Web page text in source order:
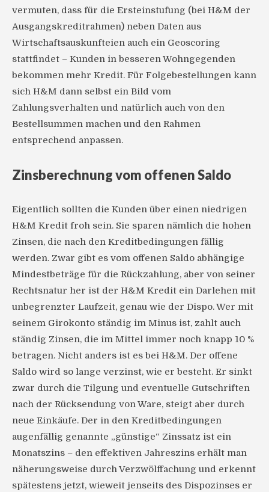
vermuten, dass für die Ersteinstufung (bei H&M der
Ausgangskreditrahmen) neben Daten aus
Wirtschaftsauskunfteien auch ein Geoscoring
stattfindet – Kunden in besseren Wohngegenden
bekommen mehr Kredit. Für Folgebestellungen kann
sich H&M dann selbst ein Bild vom
Zahlungsverhalten und natürlich auch von den
Bestellsummen machen und den Rahmen
entsprechend anpassen.
Zinsberechnung vom offenen Saldo
Eigentlich sollten die Kunden über einen niedrigen
H&M Kredit froh sein. Sie sparen nämlich die hohen
Zinsen, die nach den Kreditbedingungen fällig
werden. Zwar gibt es vom offenen Saldo abhängige
Mindestbeträge für die Rückzahlung, aber von seiner
Rechtsnatur her ist der H&M Kredit ein Darlehen mit
unbegrenzter Laufzeit, genau wie der Dispo. Wer mit
seinem Girokonto ständig im Minus ist, zahlt auch
ständig Zinsen, die im Mittel immer noch knapp 10 %
betragen. Nicht anders ist es bei H&M. Der offene
Saldo wird so lange verzinst, wie er besteht. Er sinkt
zwar durch die Tilgung und eventuelle Gutschriften
nach der Rücksendung von Ware, steigt aber durch
neue Einkäufe. Der in den Kreditbedingungen
augenfällig genannte „günstige“ Zinssatz ist ein
Monatszins – den effektiven Jahreszins erhält man
näherungsweise durch Verzwölffachung und erkennt
spätestens jetzt, wieweit jenseits des Dispozinses er